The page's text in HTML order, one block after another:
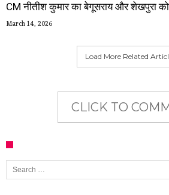
CM नीतीश कुमार का बेगूसराय और शेखपुरा को
March 14, 2026
Load More Related
CLICK TO
Search for: